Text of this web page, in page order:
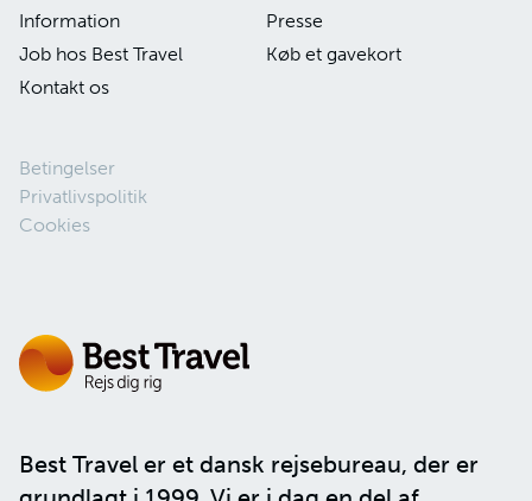
Best Travel er et dansk rejsebureau, der er
Information
Presse
Job hos Best Travel
Køb et gavekort
Kontakt os
Betingelser
Privatlivspolitik
Cookies